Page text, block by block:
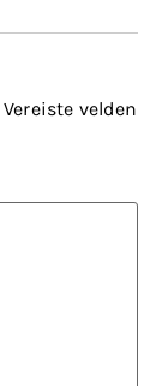
Vereiste velden